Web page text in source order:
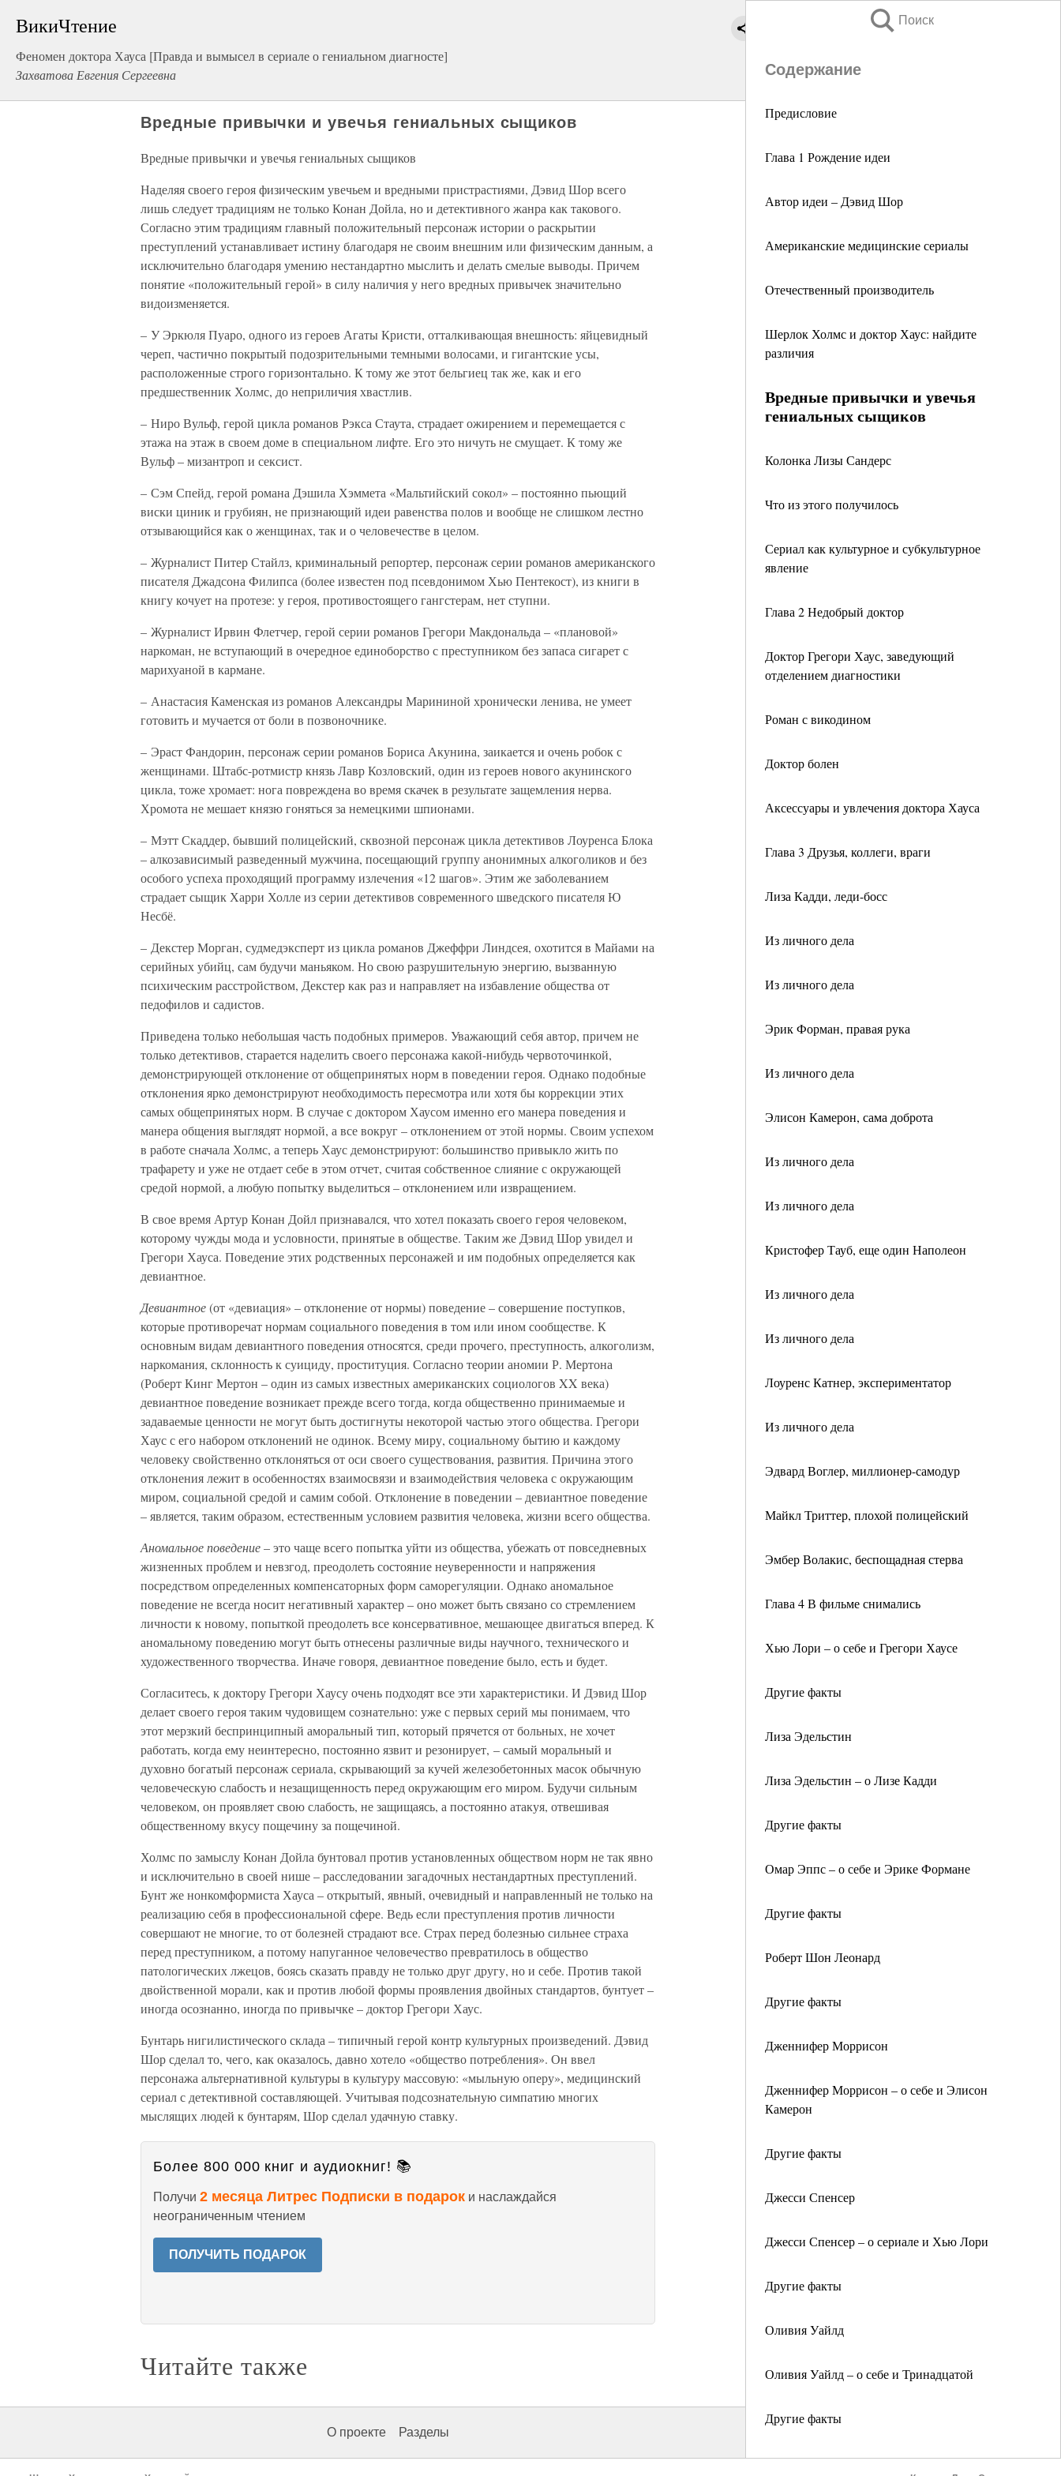
ВикиЧтение
Феномен доктора Хауса [Правда и вымысел в сериале о гениальном диагносте]
Захватова Евгения Сергеевна
Поиск
Содержание
Предисловие
Глава 1 Рождение идеи
Автор идеи – Дэвид Шор
Американские медицинские сериалы
Отечественный производитель
Шерлок Холмс и доктор Хаус: найдите
различия
Вредные привычки и увечья
гениальных сыщиков
Колонка Лизы Сандерс
Что из этого получилось
Сериал как культурное и субкультурное
явление
Глава 2 Недобрый доктор
Доктор Грегори Хаус, заведующий
отделением диагностики
Роман с викодином
Доктор болен
Аксессуары и увлечения доктора Хауса
Глава 3 Друзья, коллеги, враги
Лиза Кадди, леди-босс
Из личного дела
Из личного дела
Эрик Форман, правая рука
Из личного дела
Элисон Камерон, сама доброта
Из личного дела
Из личного дела
Кристофер Тауб, еще один Наполеон
Из личного дела
Из личного дела
Лоуренс Катнер, экспериментатор
Из личного дела
Эдвард Воглер, миллионер-самодур
Майкл Триттер, плохой полицейский
Эмбер Волакис, беспощадная стерва
Глава 4 В фильме снимались
Хью Лори – о себе и Грегори Хаусе
Другие факты
Лиза Эдельстин
Лиза Эдельстин – о Лизе Кадди
Другие факты
Омар Эппс – о себе и Эрике Формане
Другие факты
Роберт Шон Леонард
Другие факты
Дженнифер Моррисон
Дженнифер Моррисон – о себе и Элисон
Камерон
Другие факты
Джесси Спенсер
Джесси Спенсер – о сериале и Хью Лори
Другие факты
Оливия Уайлд
Оливия Уайлд – о себе и Тринадцатой
Другие факты
Дэвид Морс
Вредные привычки и увечья гениальных сыщиков
Вредные привычки и увечья гениальных сыщиков
Наделяя своего героя физическим увечьем и вредными пристрастиями, Дэвид Шор всего
лишь следует традициям не только Конан Дойла, но и детективного жанра как такового.
Согласно этим традициям главный положительный персонаж истории о раскрытии
преступлений устанавливает истину благодаря не своим внешним или физическим данным, а
исключительно благодаря умению нестандартно мыслить и делать смелые выводы. Причем
понятие «положительный герой» в силу наличия у него вредных привычек значительно
видоизменяется.
– У Эркюля Пуаро, одного из героев Агаты Кристи, отталкивающая внешность: яйцевидный
череп, частично покрытый подозрительными темными волосами, и гигантские усы,
расположенные строго горизонтально. К тому же этот бельгиец так же, как и его
предшественник Холмс, до неприличия хвастлив.
– Ниро Вульф, герой цикла романов Рэкса Стаута, страдает ожирением и перемещается с
этажа на этаж в своем доме в специальном лифте. Его это ничуть не смущает. К тому же
Вульф – мизантроп и сексист.
– Сэм Спейд, герой романа Дэшила Хэммета «Мальтийский сокол» – постоянно пьющий
виски циник и грубиян, не признающий идеи равенства полов и вообще не слишком лестно
отзывающийся как о женщинах, так и о человечестве в целом.
– Журналист Питер Стайлз, криминальный репортер, персонаж серии романов американского
писателя Джадсона Филипса (более известен под псевдонимом Хью Пентекост), из книги в
книгу кочует на протезе: у героя, противостоящего гангстерам, нет ступни.
– Журналист Ирвин Флетчер, герой серии романов Грегори Макдональда – «плановой»
наркоман, не вступающий в очередное единоборство с преступником без запаса сигарет с
марихуаной в кармане.
– Анастасия Каменская из романов Александры Марининой хронически ленива, не умеет
готовить и мучается от боли в позвоночнике.
– Эраст Фандорин, персонаж серии романов Бориса Акунина, заикается и очень робок с
женщинами. Штабс-ротмистр князь Лавр Козловский, один из героев нового акунинского
цикла, тоже хромает: нога повреждена во время скачек в результате защемления нерва.
Хромота не мешает князю гоняться за немецкими шпионами.
– Мэтт Скаддер, бывший полицейский, сквозной персонаж цикла детективов Лоуренса Блока
– алкозависимый разведенный мужчина, посещающий группу анонимных алкоголиков и без
особого успеха проходящий программу излечения «12 шагов». Этим же заболеванием
страдает сыщик Харри Холле из серии детективов современного шведского писателя Ю
Несбё.
– Декстер Морган, судмедэксперт из цикла романов Джеффри Линдсея, охотится в Майами на
серийных убийц, сам будучи маньяком. Но свою разрушительную энергию, вызванную
психическим расстройством, Декстер как раз и направляет на избавление общества от
педофилов и садистов.
Приведена только небольшая часть подобных примеров. Уважающий себя автор, причем не
только детективов, старается наделить своего персонажа какой-нибудь червоточинкой,
демонстрирующей отклонение от общепринятых норм в поведении героя. Однако подобные
отклонения ярко демонстрируют необходимость пересмотра или хотя бы коррекции этих
самых общепринятых норм. В случае с доктором Хаусом именно его манера поведения и
манера общения выглядят нормой, а все вокруг – отклонением от этой нормы. Своим успехом
в работе сначала Холмс, а теперь Хаус демонстрируют: большинство привыкло жить по
трафарету и уже не отдает себе в этом отчет, считая собственное слияние с окружающей
средой нормой, а любую попытку выделиться – отклонением или извращением.
В свое время Артур Конан Дойл признавался, что хотел показать своего героя человеком,
которому чужды мода и условности, принятые в обществе. Таким же Дэвид Шор увидел и
Грегори Хауса. Поведение этих родственных персонажей и им подобных определяется как
девиантное.
Девиантное(от «девиация» – отклонение от нормы) поведение – совершение поступков,
которые противоречат нормам социального поведения в том или ином сообществе. К
основным видам девиантного поведения относятся, среди прочего, преступность, алкоголизм,
наркомания, склонность к суициду, проституция. Согласно теории аномии Р. Мертона
(Роберт Кинг Мертон – один из самых известных американских социологов XX века)
девиантное поведение возникает прежде всего тогда, когда общественно принимаемые и
задаваемые ценности не могут быть достигнуты некоторой частью этого общества. Грегори
Хаус с его набором отклонений не одинок. Всему миру, социальному бытию и каждому
человеку свойственно отклоняться от оси своего существования, развития. Причина этого
отклонения лежит в особенностях взаимосвязи и взаимодействия человека с окружающим
миром, социальной средой и самим собой. Отклонение в поведении – девиантное поведение
– является, таким образом, естественным условием развития человека, жизни всего общества.
Аномальное поведение– это чаще всего попытка уйти из общества, убежать от повседневных
жизненных проблем и невзгод, преодолеть состояние неуверенности и напряжения
посредством определенных компенсаторных форм саморегуляции. Однако аномальное
поведение не всегда носит негативный характер – оно может быть связано со стремлением
личности к новому, попыткой преодолеть все консервативное, мешающее двигаться вперед. К
аномальному поведению могут быть отнесены различные виды научного, технического и
художественного творчества. Иначе говоря, девиантное поведение было, есть и будет.
Согласитесь, к доктору Грегори Хаусу очень подходят все эти характеристики. И Дэвид Шор
делает своего героя таким чудовищем сознательно: уже с первых серий мы понимаем, что
этот мерзкий беспринципный аморальный тип, который прячется от больных, не хочет
работать, когда ему неинтересно, постоянно язвит и резонирует, – самый моральный и
духовно богатый персонаж сериала, скрывающий за кучей железобетонных масок обычную
человеческую слабость и незащищенность перед окружающим его миром. Будучи сильным
человеком, он проявляет свою слабость, не защищаясь, а постоянно атакуя, отвешивая
общественному вкусу пощечину за пощечиной.
Холмс по замыслу Конан Дойла бунтовал против установленных обществом норм не так явно
и исключительно в своей нише – расследовании загадочных нестандартных преступлений.
Бунт же нонкомформиста Хауса – открытый, явный, очевидный и направленный не только на
реализацию себя в профессиональной сфере. Ведь если преступления против личности
совершают не многие, то от болезней страдают все. Страх перед болезнью сильнее страха
перед преступником, а потому напуганное человечество превратилось в общество
патологических лжецов, боясь сказать правду не только друг другу, но и себе. Против такой
двойственной морали, как и против любой формы проявления двойных стандартов, бунтует –
иногда осознанно, иногда по привычке – доктор Грегори Хаус.
Бунтарь нигилистического склада – типичный герой контр культурных произведений. Дэвид
Шор сделал то, чего, как оказалось, давно хотело «общество потребления». Он ввел
персонажа альтернативной культуры в культуру массовую: «мыльную оперу», медицинский
сериал с детективной составляющей. Учитывая подсознательную симпатию многих
мыслящих людей к бунтарям, Шор сделал удачную ставку.
Более 800 000 книг и аудиокниг! 📚
Получи 2 месяца Литрес Подписки в подарок и наслаждайся
неограниченным чтением
ПОЛУЧИТЬ ПОДАРОК
Читайте также
О проекте Разделы